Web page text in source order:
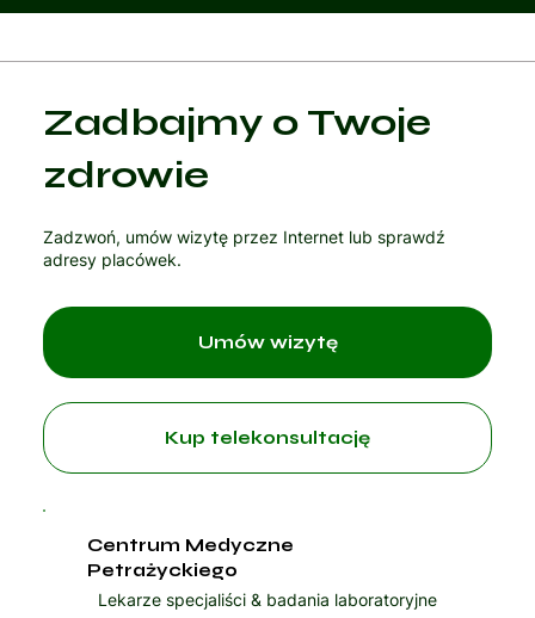
Zadbajmy o Twoje
zdrowie
Zadzwoń, umów wizytę przez Internet lub sprawdź
adresy placówek.
Kup telekonsultację
Centrum Medyczne
Petrażyckiego
Lekarze specjaliści & badania laboratoryjne
Umów wizytę